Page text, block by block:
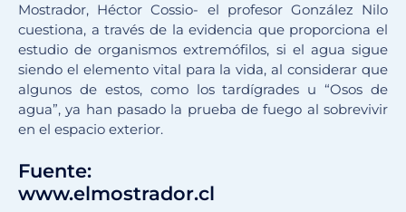
Mostrador, Héctor Cossio- el profesor González Nilo
cuestiona, a través de la evidencia que proporciona el
estudio de organismos extremófilos, si el agua sigue
siendo el elemento vital para la vida, al considerar que
algunos de estos, como los tardígrades u “Osos de
agua”, ya han pasado la prueba de fuego al sobrevivir
en el espacio exterior.
Fuente:
www.elmostrador.cl